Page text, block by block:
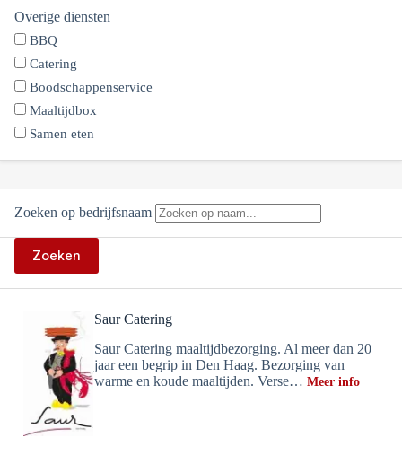
Overige diensten
BBQ
Catering
Boodschappenservice
Maaltijdbox
Samen eten
Zoeken op bedrijfsnaam
Zoeken
Saur Catering
Saur Catering maaltijdbezorging. Al meer dan 20
jaar een begrip in Den Haag. Bezorging van
warme en koude maaltijden. Verse… Meer info